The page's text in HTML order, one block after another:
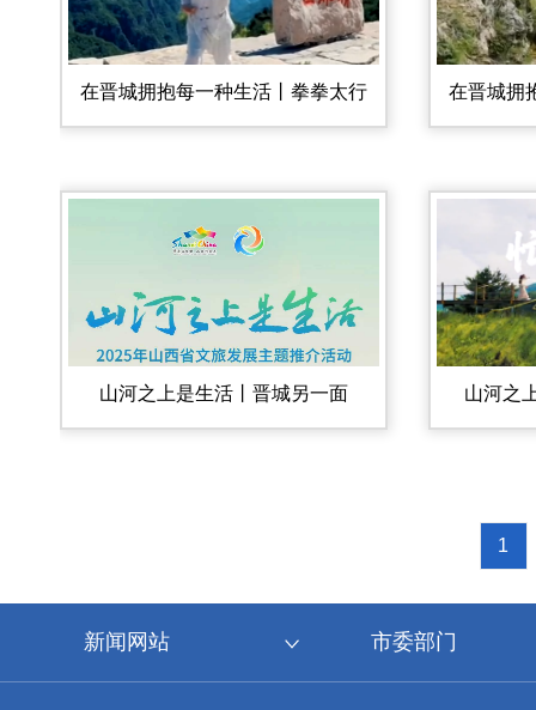
在晋城拥抱每一种生活丨拳拳太行 在晋城拥
山河之上是生活丨晋城另一面 山河之
1
新闻网站 市委部门